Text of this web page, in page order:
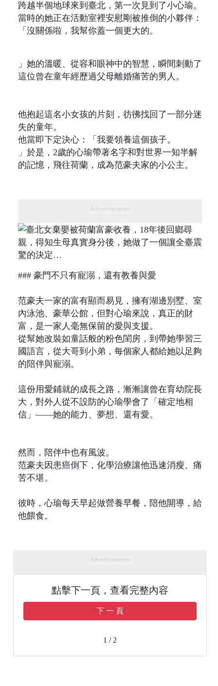
跨越半個地球來到臺北，第一次見到了小心瑜。
當時的她正在活動室裡安慰剛被推倒的小夥伴：
「沒關係啦，我幫你蓋一個更大的。
」她的溫暖、從容和眼神中的智慧，瞬間刺動了
這位曾在童年經歷過父母離婚痛苦的男人。
他抱起這名小女孩的片刻，彷彿找回了一部分迷
失的童年。
他當即下定決心：「我要領養這個孩子。
」於是，2歲的心瑜帶著名字和對世界一知半解
的記憶，飛往荷蘭，成為范豪夫家的小公主。
Advertisements
### 豪門不只有寵溺，還有教養與愛
范豪夫一家的富有顯而易見，擁有湖邊別墅、室
內泳池、豪華公館，但對心瑜來說，真正的財
富，是一家人毫無保留的愛與支援。
從幫她改裝如童話般的粉色閨房，到帶她學習三
國語言，從大哥到小弟，每個家人都給她以足夠
的陪伴與寵溺。
這份用愛鋪就的成長之路，漸漸讓曾在育幼院長
大，對外人從不設防的心瑜學會了「確定地相
信」——她的能力、夢想、還有愛。
然而，陪伴中也有風波。
范豪夫因患癌倒下，化學治療讓他迅速消瘦、痛
苦不堪。
彼時，心瑜每天早起做營養早餐，陪他開導，給
他餵食。
Advertisements
點擊下一頁，查看完整內容
下 一 頁
1 / 2